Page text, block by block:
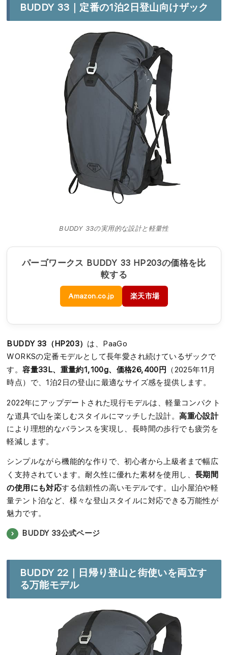
BUDDY 33｜定番の1泊2日登山向けザック
BUDDY 33の実用的な設計と軽量性
パーゴワークス BUDDY 33 HP203の価格を比
較する
Amazon.co.jp 楽天市場
BUDDY 33（HP203） は、PaaGo
WORKSの定番モデルとして長年愛され続けているザックで
す。容量33L、重量約1,100g、価格26,400円 （2025年11月
時点）で、1泊2日の登山に最適なサイズ感を提供します。
2022年にアップデートされた現行モデルは、軽量コンパクト
な道具で山を楽しむスタイルにマッチした設計。高重心設計
により理想的なバランスを実現し、長時間の歩行でも疲労を
軽減します。
シンプルながら機能的な作りで、初心者から上級者まで幅広
く支持されています。耐久性に優れた素材を使用し、長期間
の使用にも対応する信頼性の高いモデルです。山小屋泊や軽
量テント泊など、様々な登山スタイルに対応できる万能性が
魅力です。
BUDDY 33公式ページ
BUDDY 22｜日帰り登山と街使いを両立す
る万能モデル